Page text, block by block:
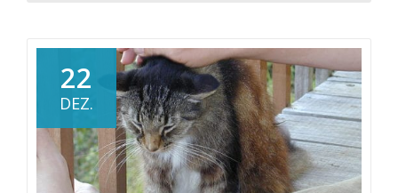
Meningitis
und
andere
Infektionen
des
Nervensystems
22
DEZ.